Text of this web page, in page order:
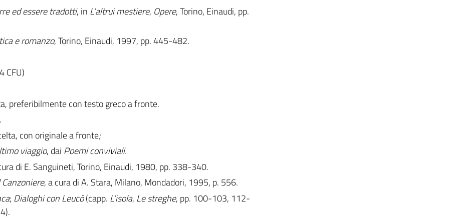
ed essere tradotti, in L’altrui mestiere, Opere, Torino, Einaudi, pp.
e romanzo, Torino, Einaudi, 1997, pp. 445-482.
CFU)
preferibilmente con testo greco a fronte.
con originale a fronte;
viaggio, dai Poemi conviviali.
di E. Sanguineti, Torino, Einaudi, 1980, pp. 338-340.
, a cura di A. Stara, Milano, Mondadori, 1995, p. 556.
; Dialoghi con Leucò(capp. L’isola, Le streghe, pp. 100-103, 112-